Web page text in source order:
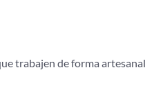
trabajen de forma artesanal